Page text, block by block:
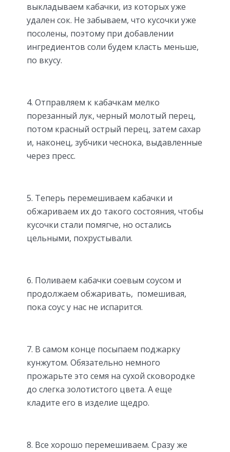
выкладываем кабачки, из которых уже
удален сок. Не забываем, что кусочки уже
посолены, поэтому при добавлении
ингредиентов соли будем класть меньше,
по вкусу.
4. Отправляем к кабачкам мелко
порезанный лук, черный молотый перец,
потом красный острый перец, затем сахар
и, наконец, зубчики чеснока, выдавленные
через пресс.
5. Теперь перемешиваем кабачки и
обжариваем их до такого состояния, чтобы
кусочки стали помягче, но остались
цельными, похрустывали.
6. Поливаем кабачки соевым соусом и
продолжаем обжаривать, помешивая,
пока соус у нас не испарится.
7. В самом конце посыпаем поджарку
кунжутом. Обязательно немного
прожарьте это семя на сухой сковородке
до слегка золотистого цвета. А еще
кладите его в изделие щедро.
8. Все хорошо перемешиваем. Сразу же